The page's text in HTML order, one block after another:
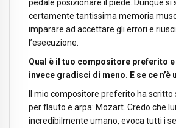
pedale posizionare il piede. Dunque si
certamente tantissima memoria
imparare ad accettare gli errori e
l’esecuzione.
Qual è il tuo compositore preferito
invece gradisci di meno. E se ce n’è
Il mio compositore preferito ha scritto
per flauto e arpa: Mozart. Credo che
incredibilmente umano, evoca tutti i